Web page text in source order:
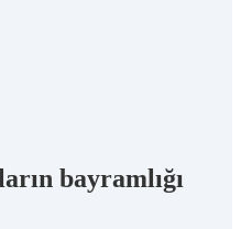
bayramlığı